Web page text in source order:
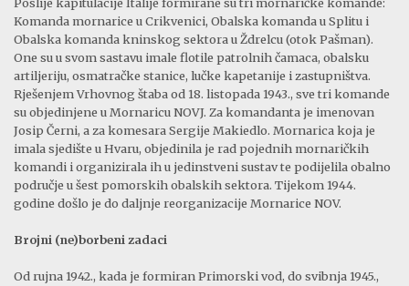
Poslije kapitulacije Italije formirane su tri mornaričke komande:
Komanda mornarice u Crikvenici, Obalska komanda u Splitu i
Obalska komanda kninskog sektora u Ždrelcu (otok Pašman).
One su u svom sastavu imale flotile patrolnih čamaca, obalsku
artiljeriju, osmatračke stanice, lučke kapetanije i zastupništva.
Rješenjem Vrhovnog štaba od 18. listopada 1943., sve tri komande
su objedinjene u Mornaricu NOVJ. Za komandanta je imenovan
Josip Černi, a za komesara Sergije Makiedlo. Mornarica koja je
imala sjedište u Hvaru, objedinila je rad pojednih mornaričkih
komandi i organizirala ih u jedinstveni sustav te podijelila obalno
područje u šest pomorskih obalskih sektora. Tijekom 1944.
godine došlo je do daljnje reorganizacije Mornarice NOV.
Brojni (ne)borbeni zadaci
Od rujna 1942., kada je formiran Primorski vod, do svibnja 1945.,